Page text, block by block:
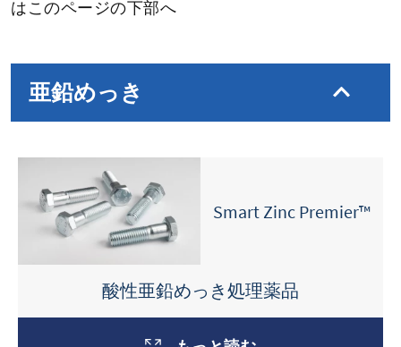
はこのページの下部へ
亜鉛めっき
Smart Zinc Premier™
酸性亜鉛めっき処理薬品